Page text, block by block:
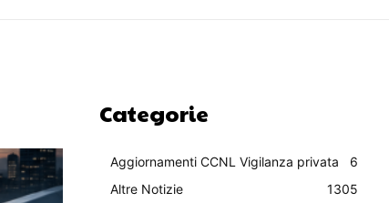
Categorie
Aggiornamenti CCNL Vigilanza privata
6
Altre Notizie
1305